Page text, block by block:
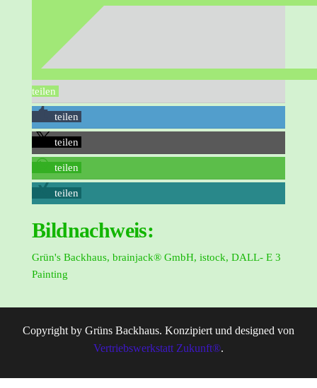
teilen
teilen
teilen
teilen
teilen
Bildnachweis:
Grün's Backhaus, brainjack® GmbH, istock, DALL- E 3
Painting
Copyright by Grüns Backhaus. Konzipiert und designed von
Vertriebswerkstatt Zukunft®.